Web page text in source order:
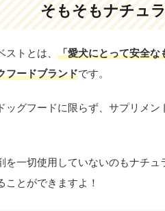
そもそもナチュ
トとは、 「愛犬にとって安全な
フードブランドです。
ッグフードに限らず、サプリメ
を一切使用していないのもナチ
ことができますよ！